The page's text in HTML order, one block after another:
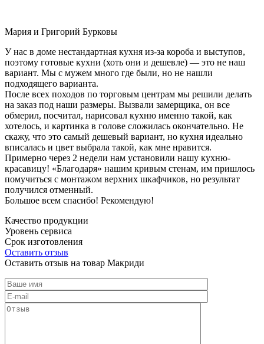
Мария и Григорий Бурковы
У нас в доме нестандартная кухня из-за короба и выступов,
поэтому готовые кухни (хоть они и дешевле) — это не наш
вариант. Мы с мужем много где были, но не нашли
подходящего варианта.
После всех походов по торговым центрам мы решили делать
на заказ под наши размеры. Вызвали замерщика, он все
обмерил, посчитал, нарисовал кухню именно такой, как
хотелось, и картинка в голове сложилась окончательно. Не
скажу, что это самый дешевый вариант, но кухня идеально
вписалась и цвет выбрала такой, как мне нравится.
Примерно через 2 недели нам установили нашу кухню-
красавицу! «Благодаря» нашим кривым стенам, им пришлось
помучиться с монтажом верхних шкафчиков, но результат
получился отменный.
Большое всем спасибо! Рекомендую!
Качество продукции
Уровень сервиса
Срок изготовления
Оставить отзыв
Оставить отзыв на товар Макриди